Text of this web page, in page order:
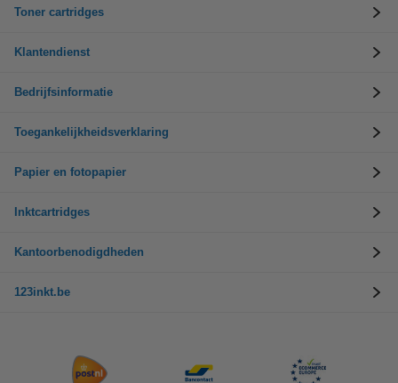
Toner cartridges
Klantendienst
Bedrijfsinformatie
Toegankelijkheidsverklaring
Papier en fotopapier
Inktcartridges
Kantoorbenodigdheden
123inkt.be